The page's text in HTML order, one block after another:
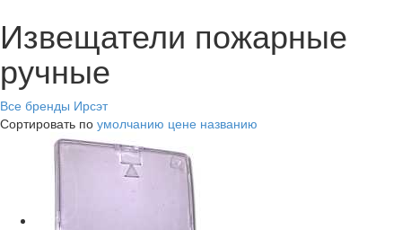
Извещатели пожарные
ручные
Все бренды Ирсэт
Сортировать по умолчанию цене названию